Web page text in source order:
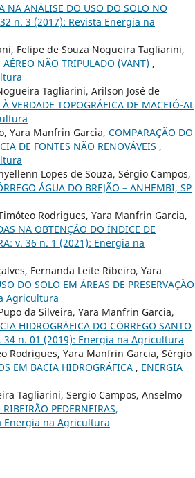
NA ANÁLISE DO USO DO SOLO NO
32 n. 3 (2017): Revista Energia na
Felipe de Souza Nogueira Tagliarini,
NÃO TRIPULADO (VANT) ,
Tagliarini, Arilson José de
VERDADE TOPOGRÁFICA DE MACEIÓ-AL
Yara Manfrin Garcia, COMPARAÇÃO DO
DE FONTES NÃO RENOVÁVEIS ,
Lopes de Souza, Sérgio Campos,
ÁGUA DO BREJÃO – ANHEMBI, SP
Rodrigues, Yara Manfrin Garcia,
NA OBTENÇÃO DO ÍNDICE DE
v. 36 n. 1 (2021): Energia na
Fernanda Leite Ribeiro, Yara
DO SOLO EM ÁREAS DE PRESERVAÇÃO
Agricultura
da Silveira, Yara Manfrin Garcia,
HIDROGRÁFICA DO CÓRREGO SANTO
34 n. 01 (2019): Energia na Agricultura
Rodrigues, Yara Manfrin Garcia, Sérgio
EM BACIA HIDROGRÁFICA , ENERGIA
Tagliarini, Sergio Campos, Anselmo
PEDERNEIRAS,
Energia na Agricultura